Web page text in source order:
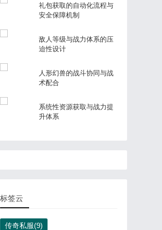
礼包获取的自动化流程与
安全保障机制
敌人等级与战力体系的压
迫性设计
人形幻兽的战斗协同与战
术配合
系统性资源获取与战力提
升体系
标签云
传奇私服(9)